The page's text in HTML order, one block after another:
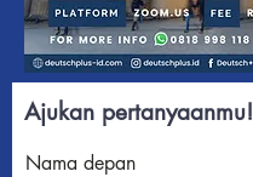
Ajukan pertanyaanmu!
Nama depan